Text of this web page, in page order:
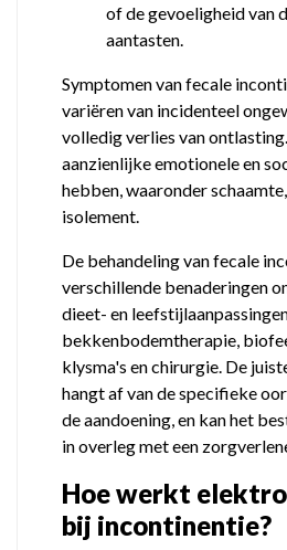
of de gevoeligheid van
aantasten.
Symptomen van fecale
variëren van incidenteel
volledig verlies van
aanzienlijke emotionele en
hebben, waaronder
isolement.
De behandeling van fecale
verschillende benaderingen
dieet- en
bekkenbodemtherapie,
klysma's en chirurgie. De
hangt af van de specifieke
de aandoening, en kan het
in overleg met een
Hoe werkt
bij incontinentie?